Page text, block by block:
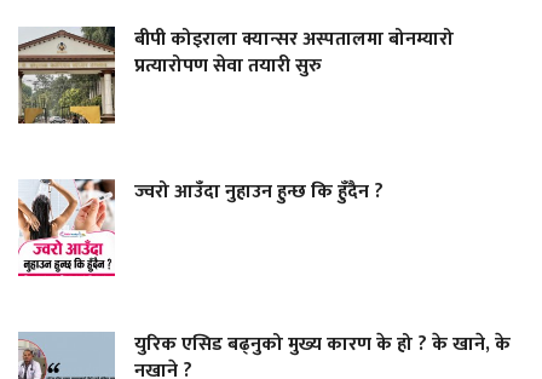
बीपी कोइराला क्यान्सर अस्पतालमा बोनम्यारो
प्रत्यारोपण सेवा तयारी सुरु
ज्वरो आउँदा नुहाउन हुन्छ कि हुँदैन ?
युरिक एसिड बढ्नुको मुख्य कारण के हो ? के खाने, के
नखाने ?